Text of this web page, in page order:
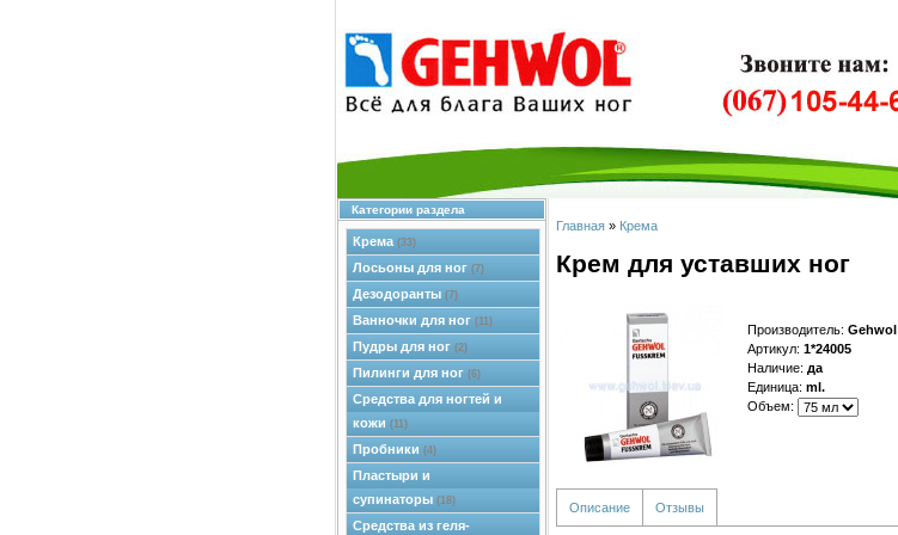
Категории раздела
Крема (33)
Лосьоны для ног (7)
Дезодоранты (7)
Ванночки для ног (11)
Пудры для ног (2)
Пилинги для ног (6)
Средства для ногтей и
кожи (11)
Пробники (4)
Пластыри и
супинаторы (18)
Средства из геля-
Главная » Крема
Крем для уставших ног
Производитель: Gehwol
Артикул: 1*24005
Наличие: да
Единица: ml.
Объем:
Описание Отзывы